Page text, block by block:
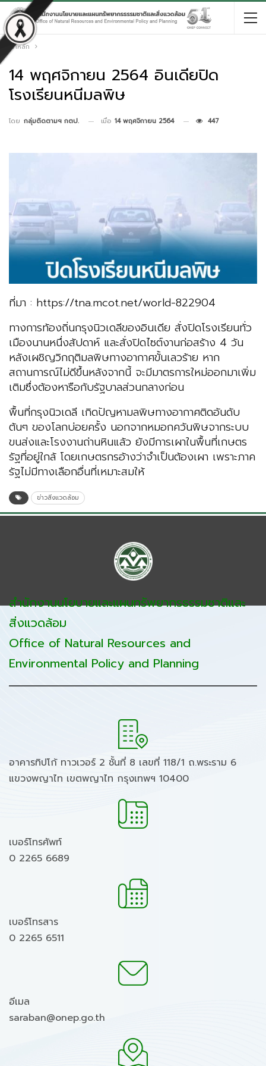
หน้าหลัก
14 พฤศจิกายน 2564 อินเดียปิด
โรงเรียนหนีมลพิษ
โดย กลุ่มติดตามฯ กตป. เมื่อ 14 พฤศจิกายน 2564 447
ที่มา : https://tna.mcot.net/world-822904
ทางการท้องถิ่นกรุงนิวเดลีของอินเดีย สั่งปิดโรงเรียนทั่ว
เมืองนานหนึ่งสัปดาห์ และสั่งปิดไซต์งานก่อสร้าง 4 วัน
หลังเผชิญวิกฤติมลพิษทางอากาศขั้นเลวร้าย หาก
สถานการณ์ไม่ดีขึ้นหลังจากนี้ จะมีมาตรการใหม่ออกมาเพิ่ม
เติมซึ่งต้องหารือกับรัฐบาลส่วนกลางก่อน
พื้นที่กรุงนิวเดลี เกิดปัญหามลพิษทางอากาศติดอันดับ
ต้นๆ ของโลกบ่อยครั้ง นอกจากหมอกควันพิษจากระบบ
ขนส่งและโรงงานถ่านหินแล้ว ยังมีการเผาในพื้นที่เกษตร
รัฐที่อยู่ใกล้ โดยเกษตรกรอ้างว่าจำเป็นต้องเผา เพราะภาค
รัฐไม่มีทางเลือกอื่นที่เหมาะสมให้
ข่าวสิ่งแวดล้อม
สำนักงานนโยบายและแผนทรัพยากรธรรมชาติและ
สิ่งแวดล้อม
Office of Natural Resources and
Environmental Policy and Planning
อาคารทิปโก้ ทาวเวอร์ 2 ชั้นที่ 8 เลขที่ 118/1 ถ.พระราม 6
แขวงพญาไท เขตพญาไท กรุงเทพฯ 10400
เบอร์โทรศัพท์
0 2265 6689
เบอร์โทรสาร
0 2265 6511
อีเมล
saraban@onep.go.th